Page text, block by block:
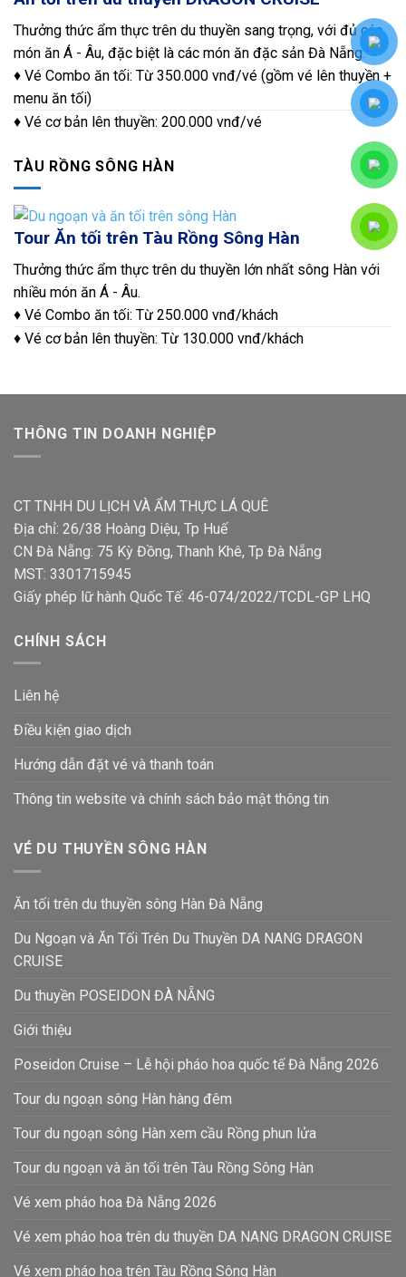
Thưởng thức ẩm thực trên du thuyền sang trọng, với đủ các
món ăn Á - Âu, đặc biệt là các món ăn đặc sản Đà Nẵng.
♦ Vé Combo ăn tối: Từ 350.000 vnđ/vé (gồm vé lên thuyền +
menu ăn tối)
♦ Vé cơ bản lên thuyền: 200.000 vnđ/vé
TÀU RỒNG SÔNG HÀN
Tour Ăn tối trên Tàu Rồng Sông Hàn
Thưởng thức ẩm thực trên du thuyền lớn nhất sông Hàn với
nhiều món ăn Á - Âu.
♦ Vé Combo ăn tối: Từ 250.000 vnđ/khách
♦ Vé cơ bản lên thuyền: Từ 130.000 vnđ/khách
THÔNG TIN DOANH NGHIỆP
CT TNHH DU LỊCH VÀ ẨM THỰC LÁ QUÊ
Địa chỉ: 26/38 Hoàng Diệu, Tp Huế
CN Đà Nẵng: 75 Kỳ Đồng, Thanh Khê, Tp Đà Nẵng
MST: 3301715945
Giấy phép lữ hành Quốc Tế: 46-074/2022/TCDL-GP LHQ
CHÍNH SÁCH
Liên hệ
Điều kiện giao dịch
Hướng dẫn đặt vé và thanh toán
Thông tin website và chính sách bảo mật thông tin
VÉ DU THUYỀN SÔNG HÀN
Ăn tối trên du thuyền sông Hàn Đà Nẵng
Du Ngoạn và Ăn Tối Trên Du Thuyền DA NANG DRAGON
CRUISE
Du thuyền POSEIDON ĐÀ NẴNG
Giới thiệu
Poseidon Cruise – Lễ hội pháo hoa quốc tế Đà Nẵng 2026
Tour du ngoạn sông Hàn hàng đêm
Tour du ngoạn sông Hàn xem cầu Rồng phun lửa
Tour du ngoạn và ăn tối trên Tàu Rồng Sông Hàn
Vé xem pháo hoa Đà Nẵng 2026
Vé xem pháo hoa trên du thuyền DA NANG DRAGON CRUISE
Vé xem pháo hoa trên Tàu Rồng Sông Hàn